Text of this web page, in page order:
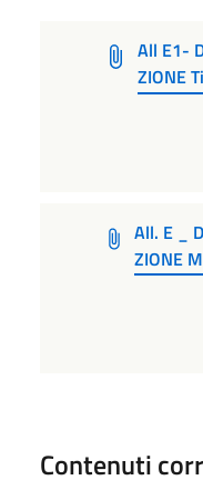
All E1-
ZIONE
All. E _
ZIONE
Contenuti